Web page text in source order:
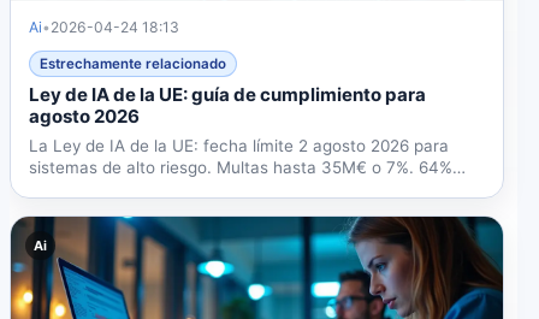
Ai• 2026-04-24 18:13
Estrechamente relacionado
Ley de IA de la UE: guía de cumplimiento para
agosto 2026
La Ley de IA de la UE: fecha límite 2 agosto 2026 para
sistemas de alto riesgo. Multas hasta 35M€ o 7%. 64%
Ai